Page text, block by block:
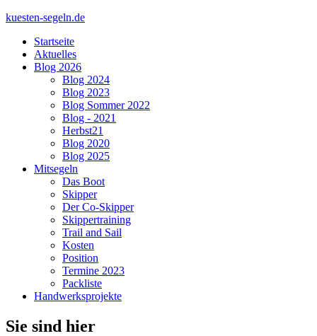
kuesten-segeln.de
Startseite
Aktuelles
Blog 2026
Blog 2024
Blog 2023
Blog Sommer 2022
Blog - 2021
Herbst21
Blog 2020
Blog 2025
Mitsegeln
Das Boot
Skipper
Der Co-Skipper
Skippertraining
Trail and Sail
Kosten
Position
Termine 2023
Packliste
Handwerksprojekte
Sie sind hier